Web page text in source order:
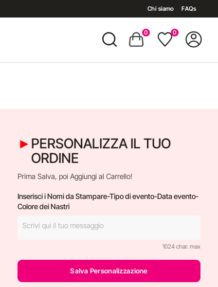
Chi siamo FAQs
0 0
PERSONALIZZA IL TUO
ORDINE
Prima Salva, poi Aggiungi al Carrello!
Inserisci i Nomi da Stampare-Tipo di evento-Data evento-
Colore dei Nastri
1024 char. max
Salva Personalizzazione